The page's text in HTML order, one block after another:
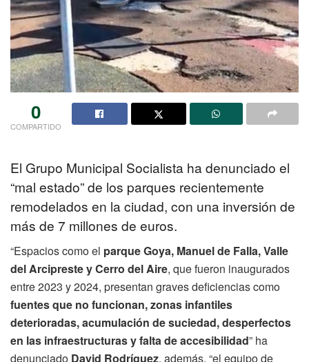
0
COMPARTIDO
El Grupo Municipal Socialista ha denunciado el
“mal estado” de los parques recientemente
remodelados en la ciudad, con una inversión de
más de 7 millones de euros.
“Espacios como el parque Goya, Manuel de Falla, Valle
del Arcipreste y Cerro del Aire, que fueron inaugurados
entre 2023 y 2024, presentan graves deficiencias como
fuentes que no funcionan, zonas infantiles
deterioradas, acumulación de suciedad, desperfectos
en las infraestructuras y falta de accesibilidad” ha
denunciado David Rodríguez, además, “el equipo de